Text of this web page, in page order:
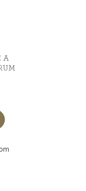
A